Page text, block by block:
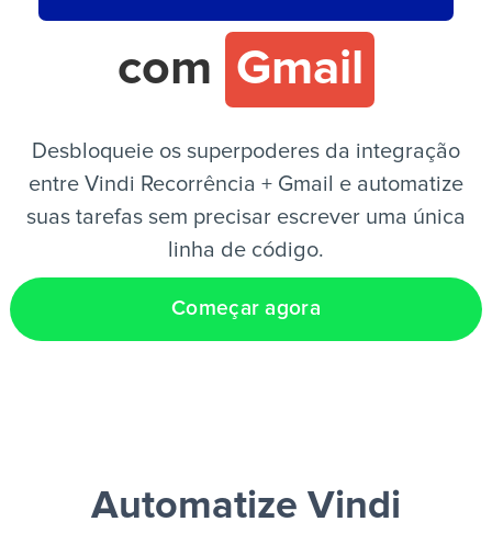
PT
com Gmail
Desbloqueie os superpoderes da integração
entre Vindi Recorrência + Gmail e automatize
suas tarefas sem precisar escrever uma única
linha de código.
Começar agora
Automatize Vindi